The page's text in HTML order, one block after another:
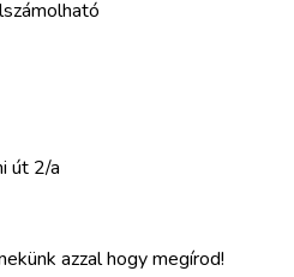
út 2/a
azzal hogy megírod!